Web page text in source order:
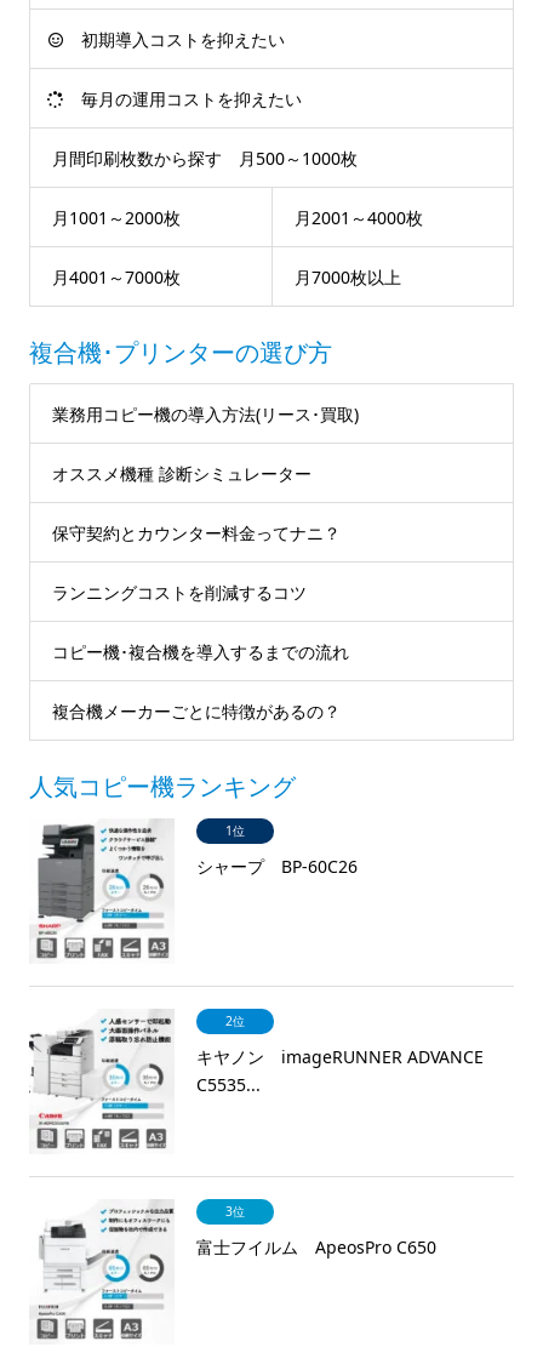
初期導入コストを抑えたい
毎月の運用コストを抑えたい
月間印刷枚数から探す 月500～1000枚
月1001～2000枚 月2001～4000枚
月4001～7000枚 月7000枚以上
複合機･プリンターの選び方
業務用コピー機の導入方法(リース･買取)
オススメ機種 診断シミュレーター
保守契約とカウンター料金ってナニ？
ランニングコストを削減するコツ
コピー機･複合機を導入するまでの流れ
複合機メーカーごとに特徴があるの？
人気コピー機ランキング
1位
シャープ BP-60C26
2位
キヤノン imageRUNNER ADVANCE
C5535...
3位
富士フイルム ApeosPro C650